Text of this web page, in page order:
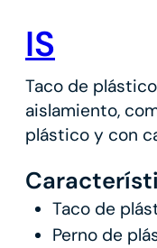
IS
Taco de
aislamiento,
plástico y con
Taco de
Perno de